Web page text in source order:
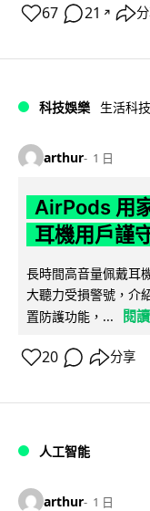
67 21 ↗
科技娛樂 生活科技
arthur 1 日
AirPods 用
耳機用戶謹
長時間高音量佩戴耳
大聽力受損警號，介
置防護功能，...
閱
20 分享
人工智能
arthur 1 日